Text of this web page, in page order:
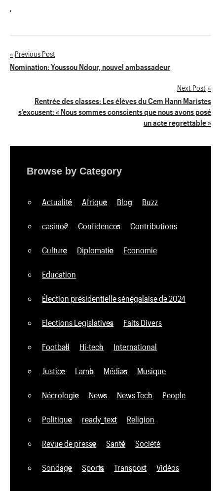
'
Navigation
l’article
Previous Post
Nomination: Youssou Ndour, nouvel ambassadeur
Next Post
Rentrée des classes: Les élèves du Cem Hann Maristes
s’excusent: « Nous sommes conscients que nous avons posé
un acte regrettable »
Browse by Category
Actualité Afrique Blog Buzz
casino2 Confidences Contributions
Culture Diplomatie Economie
Education
Élection présidentielle sénégalaise de 2024
Elections Legislatives Faits Divers
Football Hi-tech International
Justice Lamb Médias Musique
Nécrologie News News Tech People
Politique ready_text Religion
Revue de presse Santé Société
Sondage Sports Transport Vidéos